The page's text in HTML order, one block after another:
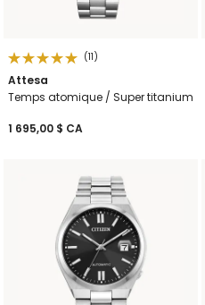
(11)
Attesa
Temps atomique / Super titanium
1 695,00 $ CA